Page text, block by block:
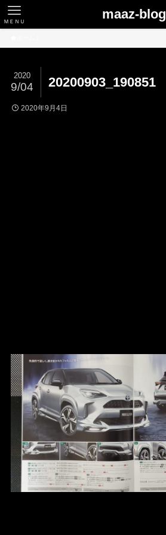
maaz-blog
ＭＥＮＵ
20200903_190851
2020
9/04
2020年9月4日